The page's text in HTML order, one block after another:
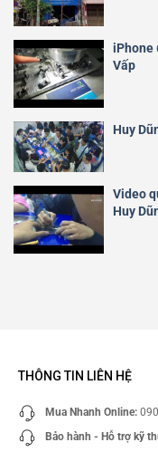
iPhone
Vấp
Huy
Video
Huy
THÔNG TIN LIÊN HỆ
Mua Nhanh Online:
Bảo hành - Hỗ trợ kỹ